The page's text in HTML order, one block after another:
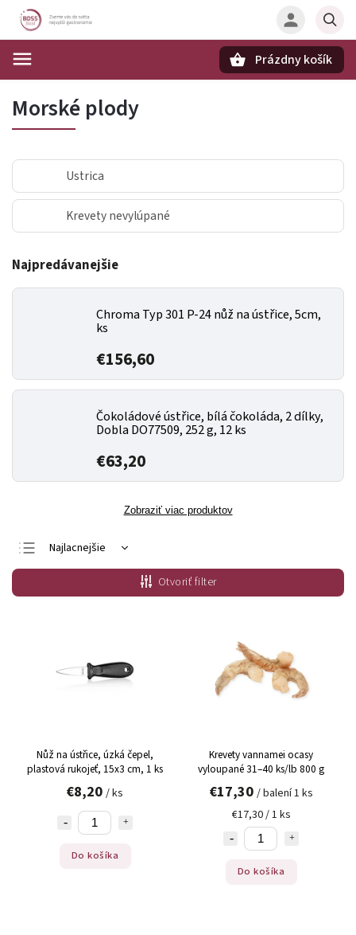
Prázdny košík
Morské plody
Ustrica
Krevety nevylúpané
Najpredávanejšie
Chroma Typ 301 P-24 nůž na ústřice, 5cm,
ks
€156,60
Čokoládové ústřice, bílá čokoláda, 2 dílky,
Dobla DO77509, 252 g, 12 ks
€63,20
Zobraziť viac produktov
Najlacnejšie
Najdrahšie
Najpredávanejšie
Otvoriť filter
Nůž na ústřice, úzká čepel,
plastová rukojeť, 15x3 cm, 1 ks
€8,20 / ks
Do košíka
Krevety vannamei ocasy
vyloupané 31–40 ks/lb 800 g
€17,30 / balení 1 ks
€17,30 / 1 ks
Do košíka